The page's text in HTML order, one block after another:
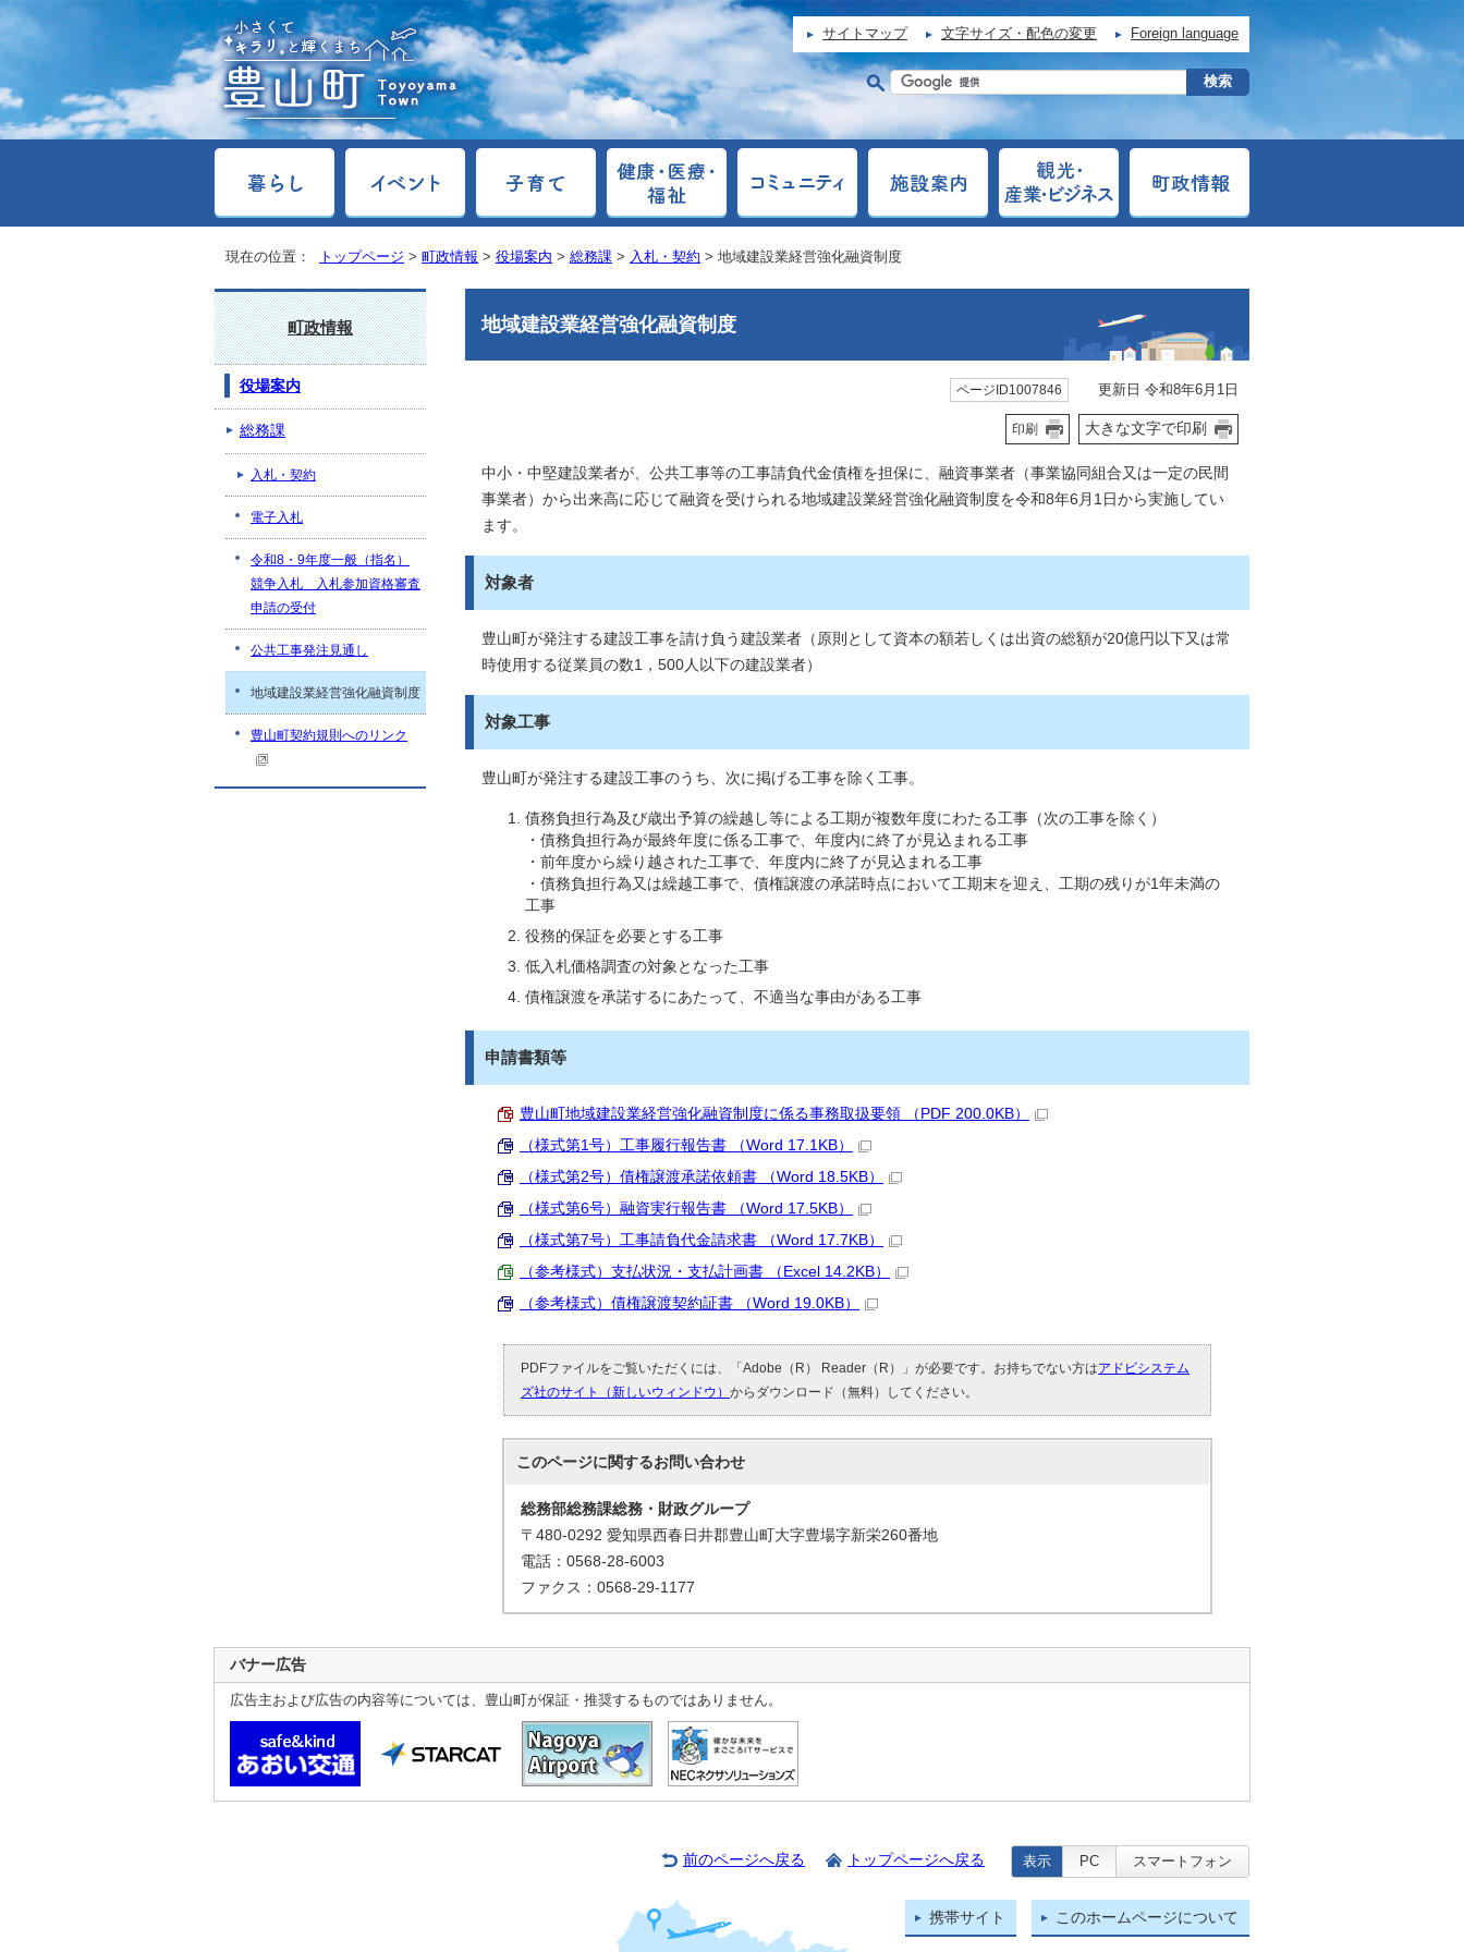
サイトマップ 文字サイズ・配色の変更 Foreign language
現在の位置： トップページ > 町政情報 > 役場案内 > 総務課 > 入札・契約 > 地域建設業経営強化融資制度
地域建設業経営強化融資制度
ページID1007846 更新日 令和8年6月1日
印刷 大きな文字で印刷
中小・中堅建設業者が、公共工事等の工事請負代金債権を担保に、融資事業者（事業協同組合又は一定の民間
事業者）から出来高に応じて融資を受けられる地域建設業経営強化融資制度を令和8年6月1日から実施してい
ます。
対象者
豊山町が発注する建設工事を請け負う建設業者（原則として資本の額若しくは出資の総額が20億円以下又は常
時使用する従業員の数1，500人以下の建設業者）
対象工事
豊山町が発注する建設工事のうち、次に掲げる工事を除く工事。
債務負担行為及び歳出予算の繰越し等による工期が複数年度にわたる工事（次の工事を除く）
・債務負担行為が最終年度に係る工事で、年度内に終了が見込まれる工事
・前年度から繰り越された工事で、年度内に終了が見込まれる工事
・債務負担行為又は繰越工事で、債権譲渡の承諾時点において工期末を迎え、工期の残りが1年未満の
工事
役務的保証を必要とする工事
低入札価格調査の対象となった工事
債権譲渡を承諾するにあたって、不適当な事由がある工事
申請書類等
豊山町地域建設業経営強化融資制度に係る事務取扱要領 （PDF 200.0KB）
（様式第1号）工事履行報告書 （Word 17.1KB）
（様式第2号）債権譲渡承諾依頼書 （Word 18.5KB）
（様式第6号）融資実行報告書 （Word 17.5KB）
（様式第7号）工事請負代金請求書 （Word 17.7KB）
（参考様式）支払状況・支払計画書 （Excel 14.2KB）
（参考様式）債権譲渡契約証書 （Word 19.0KB）
PDFファイルをご覧いただくには、「Adobe（R） Reader（R）」が必要です。お持ちでない方はアドビシステム
ズ社のサイト（新しいウィンドウ） からダウンロード（無料）してください。
このページに関するお問い合わせ
総務部総務課総務・財政グループ
〒480-0292 愛知県西春日井郡豊山町大字豊場字新栄260番地
電話：0568-28-6003
ファクス：0568-29-1177
町政情報
役場案内
総務課
入札・契約
電子入札
令和8・9年度一般（指名）
競争入札 入札参加資格審査
申請の受付
公共工事発注見通し
地域建設業経営強化融資制度
豊山町契約規則へのリンク
バナー広告
広告主および広告の内容等については、豊山町が保証・推奨するものではありません。
前のページへ戻る トップページへ戻る 表示 PC スマートフォン
携帯サイト このホームページについて